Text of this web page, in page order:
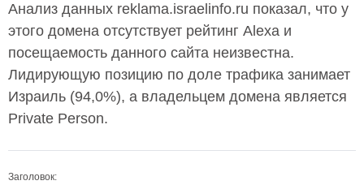
Анализ данных reklama.israelinfo.ru показал, что у
этого домена отсутствует рейтинг Alexa и
посещаемость данного сайта неизвестна.
Лидирующую позицию по доле трафика занимает
Израиль (94,0%), а владельцем домена является
Private Person.
Заголовок: